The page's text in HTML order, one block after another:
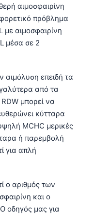
αιμοσφαιρίνη
πρόβλημα
με αιμοσφαιρίνη
μέσα σε 2
αιμόλυση επειδή τα
από τα
μπορεί να
κύτταρα
MCHC μερικές
ή παρεμβολή
για απλή
ο αριθμός των
και ο
οδηγός μας για